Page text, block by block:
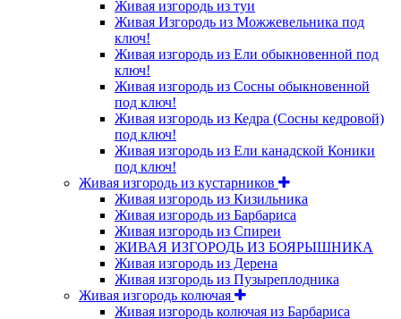
Живая изгородь из туи
Живая Изгородь из Можжевельника под
ключ!
Живая изгородь из Ели обыкновенной под
ключ!
Живая изгородь из Сосны обыкновенной
под ключ!
Живая изгородь из Кедра (Сосны кедровой)
под ключ!
Живая изгородь из Ели канадской Коники
под ключ!
Живая изгородь из кустарников
Живая изгородь из Кизильника
Живая изгородь из Барбариса
Живая изгородь из Спиреи
ЖИВАЯ ИЗГОРОДЬ ИЗ БОЯРЫШНИКА
Живая изгородь из Дерена
Живая изгородь из Пузыреплодника
Живая изгородь колючая
Живая изгородь колючая из Барбариса